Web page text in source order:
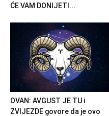
ĆE VAM DONIJETI...
OVAN: AVGUST JE TU i
ZVIJEZDE govore da je ovo